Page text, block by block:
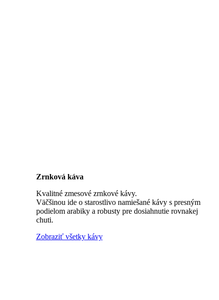
Zrnková káva
Kvalitné zmesové zrnkové kávy.
Väčšinou ide o starostlivo namiešané kávy s presným
podielom arabiky a robusty pre dosiahnutie rovnakej
chuti.
Zobraziť všetky kávy